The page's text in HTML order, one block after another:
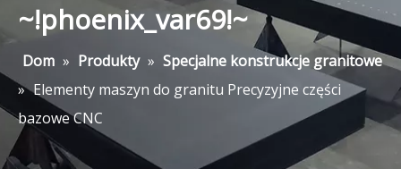
~!phoenix_var69!~
Dom » Produkty » Specjalne konstrukcje granitowe
» Elementy maszyn do granitu Precyzyjne części
bazowe CNC